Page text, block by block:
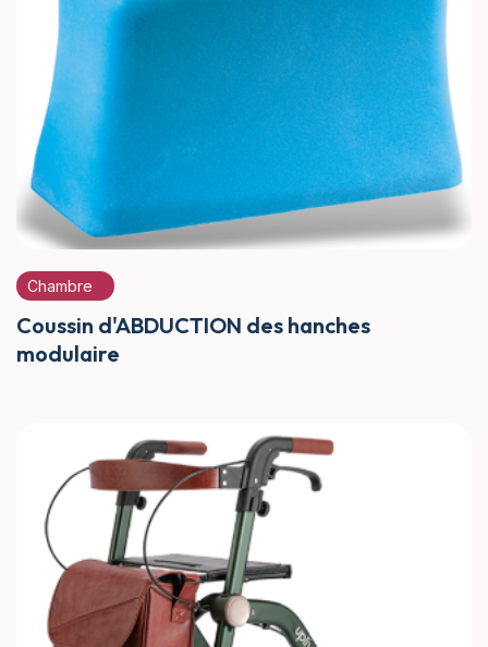
Chambre
Coussin d'ABDUCTION des hanches
modulaire